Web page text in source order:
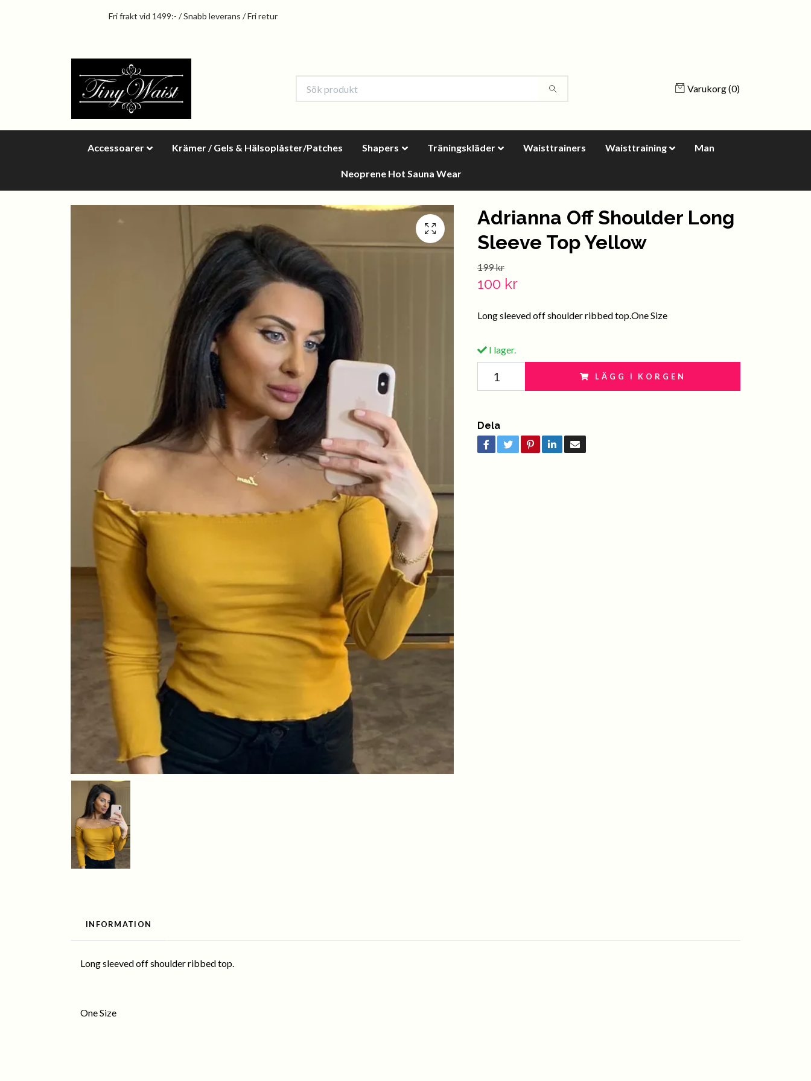
Fri frakt vid 1499:- / Snabb leverans / Fri retur
Varukorg(0)
Accessoarer Krämer / Gels & Hälsoplåster/Patches Shapers Träningskläder Waisttrainers Waisttraining Man
Neoprene Hot Sauna Wear
Adrianna Off Shoulder Long
Sleeve Top Yellow
199 kr
100 kr
Long sleeved off shoulder ribbed top.One Size
I lager.
LÄGG I KORGEN
Dela
INFORMATION
Long sleeved off shoulder ribbed top.
One Size